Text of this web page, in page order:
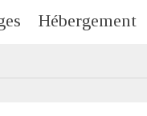
Hébergement